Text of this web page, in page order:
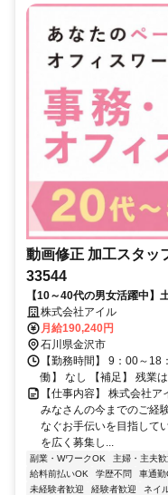
動画修正 加工スタッ
33544
【10～40代の男女活躍中】
格・経験不問ですぐにスター
株式会社アイル
月給190,240円
石川県金沢市
【勤務時間】 9：00～
働】 なし 【補足】 残業
【仕事内容】 株式会社
みなさんの今までのご経
なぐお手伝いを目指して
を広く募集し...
副業・WワークOK 主婦・主夫歓
給料前払いOK
学歴不問 車通勤
未経験者歓迎
経験者歓迎 ネイ